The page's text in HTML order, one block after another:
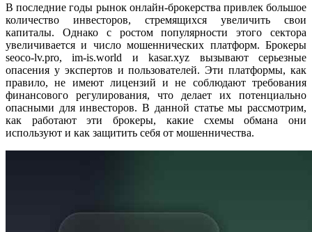
В последние годы рынок онлайн-брокерства привлек большое
количество инвесторов, стремящихся увеличить свои
капиталы. Однако с ростом популярности этого сектора
увеличивается и число мошеннических платформ. Брокеры
seoco-lv.pro, im-is.world и kasar.xyz вызывают серьезные
опасения у экспертов и пользователей. Эти платформы, как
правило, не имеют лицензий и не соблюдают требования
финансового регулирования, что делает их потенциально
опасными для инвесторов. В данной статье мы рассмотрим,
как работают эти брокеры, какие схемы обмана они
используют и как защитить себя от мошенничества.